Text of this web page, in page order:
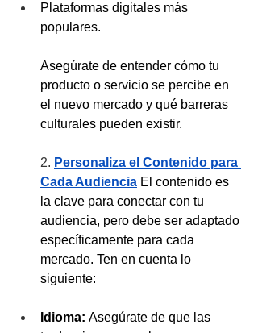
Plataformas digitales más
populares.
Asegúrate de entender cómo tu
producto o servicio se percibe en
el nuevo mercado y qué barreras
culturales pueden existir.
2. Personaliza el Contenido para
Cada Audiencia El contenido es
la clave para conectar con tu
audiencia, pero debe ser adaptado
específicamente para cada
mercado. Ten en cuenta lo
siguiente:
Idioma: Asegúrate de que las